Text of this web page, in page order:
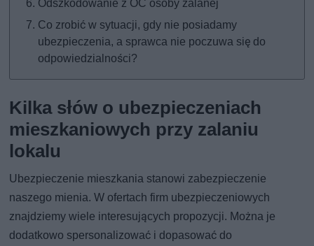
Odszkodowanie z OC osoby zalanej
Co zrobić w sytuacji, gdy nie posiadamy
ubezpieczenia, a sprawca nie poczuwa się do
odpowiedzialności?
Kilka słów o ubezpieczeniach
mieszkaniowych przy zalaniu
lokalu
Ubezpieczenie mieszkania stanowi zabezpieczenie
naszego mienia. W ofertach firm ubezpieczeniowych
znajdziemy wiele interesujących propozycji. Można je
dodatkowo spersonalizować i dopasować do